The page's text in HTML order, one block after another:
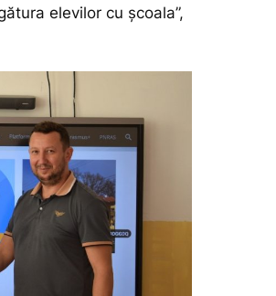
elevilor cu școala”,